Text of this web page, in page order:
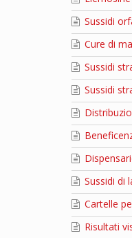
Sussidi
Cure di
Sussidi
Sussidi
Sussidi di
Cartelle
Risultati